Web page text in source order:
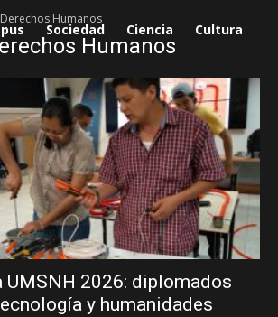
Sociedad Ciencia Cultura
Derechos Humanos
Humanos
UMSNH 2026: diplomados
y humanidades